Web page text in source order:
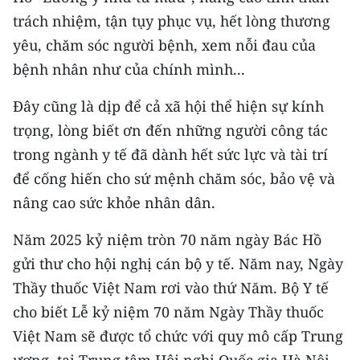
中文
РУССКИЙ
ESPAÑOL
한국어
trách nhiệm, tận tụy phục vụ, hết lòng thương
yêu, chăm sóc người bệnh, xem nỗi đau của
bệnh nhân như của chính mình...
Đây cũng là dịp để cả xã hội thể hiện sự kính
trọng, lòng biết ơn đến những người công tác
trong ngành y tế đã dành hết sức lực và tài trí
để cống hiến cho sứ mệnh chăm sóc, bảo vệ và
nâng cao sức khỏe nhân dân.
Năm 2025 kỷ niệm tròn 70 năm ngày Bác Hồ
gửi thư cho hội nghị cán bộ y tế. Năm nay, Ngày
Thầy thuốc Việt Nam rơi vào thứ Năm. Bộ Y tế
cho biết Lễ kỷ niệm 70 năm Ngày Thầy thuốc
Việt Nam sẽ được tổ chức với quy mô cấp Trung